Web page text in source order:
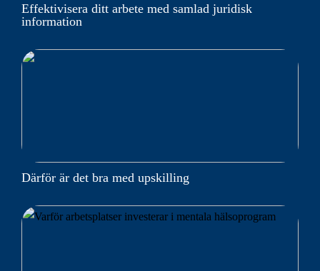
Effektivisera ditt arbete med samlad juridisk
information
Därför är det bra med upskilling